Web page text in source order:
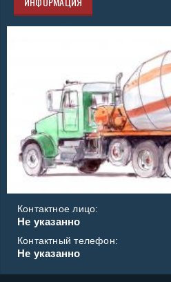
Контактное лицо:
Не указанно
Контактный телефон:
Не указанно